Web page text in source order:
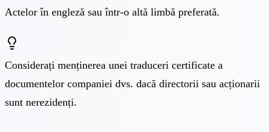
Actelor în engleză sau într-o altă limbă preferată.
Considerați menținerea unei traduceri certificate a
documentelor companiei dvs. dacă directorii sau acționarii
sunt nerezidenți.